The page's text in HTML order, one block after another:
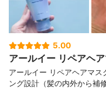
5.00
アールイー リペアヘ
アールイー リペアヘアマス
ング設計（髪の内外から補